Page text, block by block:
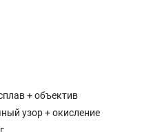
+ объектив
узор + окисление